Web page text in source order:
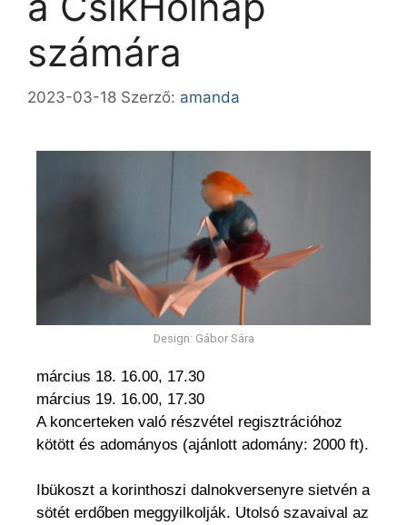
számára
2023-03-18 Szerző: amanda
Design: Gábor Sára
március 18. 16.00, 17.30
március 19. 16.00, 17.30
A koncerteken való részvétel regisztrációhoz
kötött és adományos (ajánlott adomány: 2000 ft).
Ibükoszt a korinthoszi dalnokversenyre sietvén a
sötét erdőben meggyilkolják. Utolsó szavaival az